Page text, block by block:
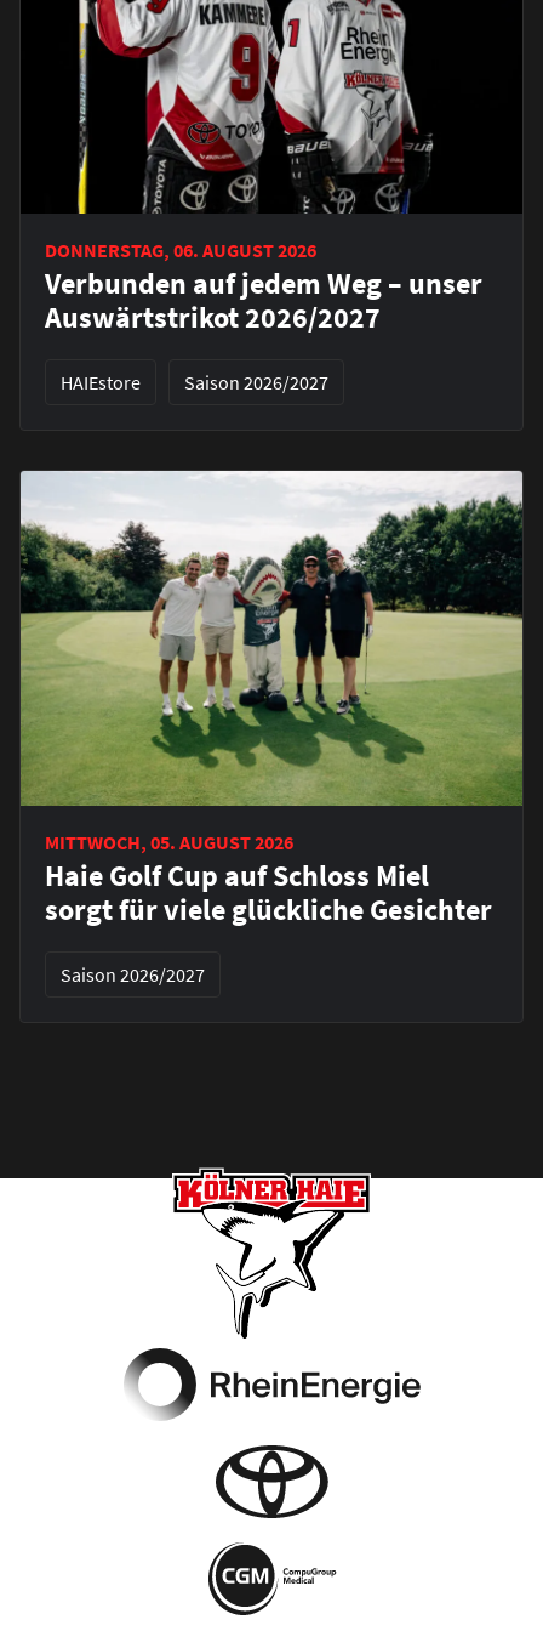
DONNERSTAG, 06. AUGUST 2026
Verbunden auf jedem Weg – unser
Auswärtstrikot 2026/2027
HAIEstore Saison 2026/2027
MITTWOCH, 05. AUGUST 2026
Haie Golf Cup auf Schloss Miel
sorgt für viele glückliche Gesichter
Saison 2026/2027